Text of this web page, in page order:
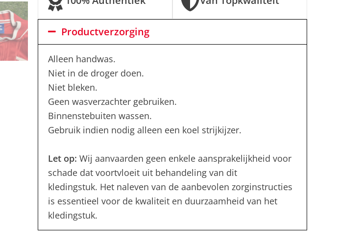
Productverzorging
Alleen handwas.
Niet in de droger doen.
Niet bleken.
Geen wasverzachter gebruiken.
Binnenstebuiten wassen.
Gebruik indien nodig alleen een koel strijkijzer.
Let op: Wij aanvaarden geen enkele aansprakelijkheid voor
schade dat voortvloeit uit behandeling van dit
kledingstuk. Het naleven van de aanbevolen zorginstructies
is essentieel voor de kwaliteit en duurzaamheid van het
kledingstuk.